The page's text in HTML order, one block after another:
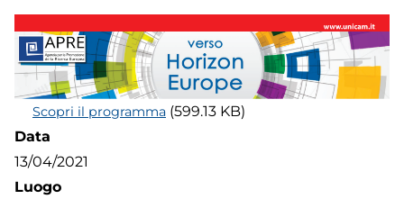
di
pane
Scopri il programma (599.13 KB)
Data
13/04/2021
Luogo